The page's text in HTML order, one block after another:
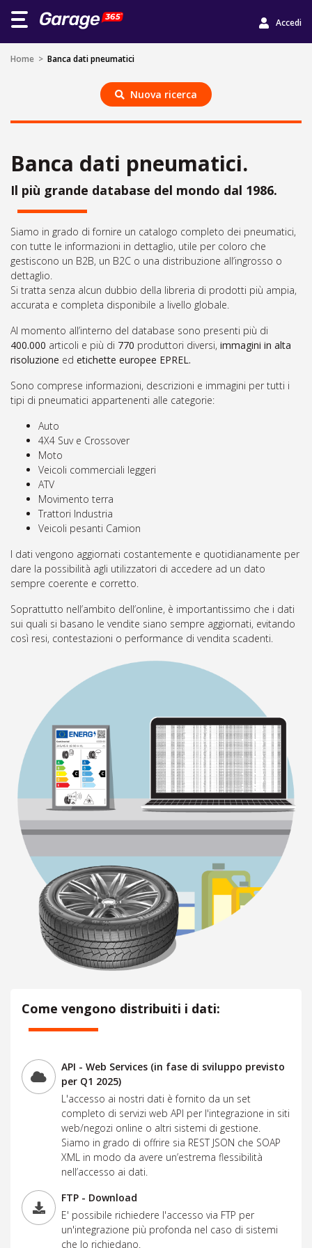
Accedi
Home > Banca dati pneumatici
Nuova ricerca
Banca dati pneumatici.
Il più grande database del mondo dal 1986.
Siamo in grado di fornire un catalogo completo dei pneumatici,
con tutte le informazioni in dettaglio, utile per coloro che
gestiscono un B2B, un B2C o una distribuzione all’ingrosso o
dettaglio.
Si tratta senza alcun dubbio della libreria di prodotti più ampia,
accurata e completa disponibile a livello globale.
Al momento all’interno del database sono presenti più di
400.000 articoli e più di 770 produttori diversi, immagini in alta
risoluzione ed etichette europee EPREL.
Sono comprese informazioni, descrizioni e immagini per tutti i
tipi di pneumatici appartenenti alle categorie:
Auto
4X4 Suv e Crossover
Moto
Veicoli commerciali leggeri
ATV
Movimento terra
Trattori Industria
Veicoli pesanti Camion
I dati vengono aggiornati costantemente e quotidianamente per
dare la possibilità agli utilizzatori di accedere ad un dato
sempre coerente e corretto.
Soprattutto nell’ambito dell’online, è importantissimo che i dati
sui quali si basano le vendite siano sempre aggiornati, evitando
così resi, contestazioni o performance di vendita scadenti.
Come vengono distribuiti i dati:
API - Web Services (in fase di sviluppo previsto
per Q1 2025)
L'accesso ai nostri dati è fornito da un set
completo di servizi web API per l'integrazione in siti
web/negozi online o altri sistemi di gestione.
Siamo in grado di offrire sia REST JSON che SOAP
XML in modo da avere un’estrema flessibilità
nell’accesso ai dati.
FTP - Download
E' possibile richiedere l'accesso via FTP per
un'integrazione più profonda nel caso di sistemi
che lo richiedano.